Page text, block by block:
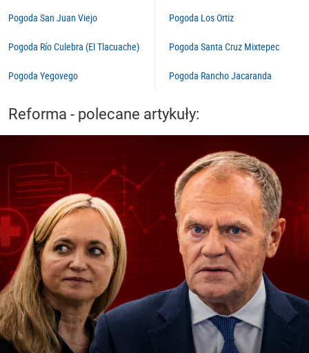
Pogoda San Juan Viejo
Pogoda Río Culebra (El Tlacuache)
Pogoda Yegovego
Pogoda Los Ortiz
Pogoda Santa Cruz Mixtepec
Pogoda Rancho Jacaranda
Reforma - polecane artykuły: